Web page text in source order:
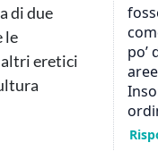
di due
le
altri eretici